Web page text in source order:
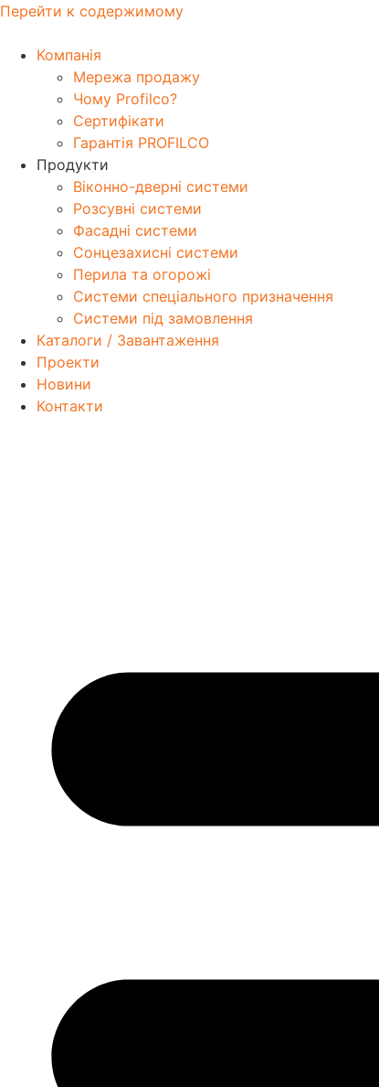
Перейти к содержимому
Компанія
Мережа продажу
Чому Profilco?
Сертифікати
Гарантія PROFILCO
Продукти
Віконно-дверні системи
Розсувні системи
Фасадні системи
Сонцезахисні системи
Перила та огорожі
Системи спеціального призначення
Системи під замовлення
Каталоги / Завантаження
Проекти
Новини
Контакти